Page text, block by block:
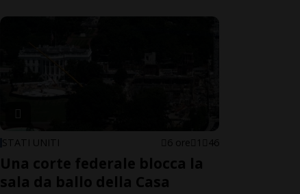
STATI UNITI 6 ore 1 46
Una corte federale blocca la
sala da ballo della Casa